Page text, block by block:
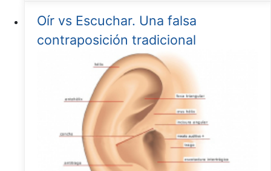
Oír vs Escuchar. Una falsa
contraposición tradicional